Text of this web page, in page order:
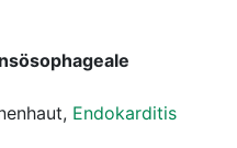
Endokarditis